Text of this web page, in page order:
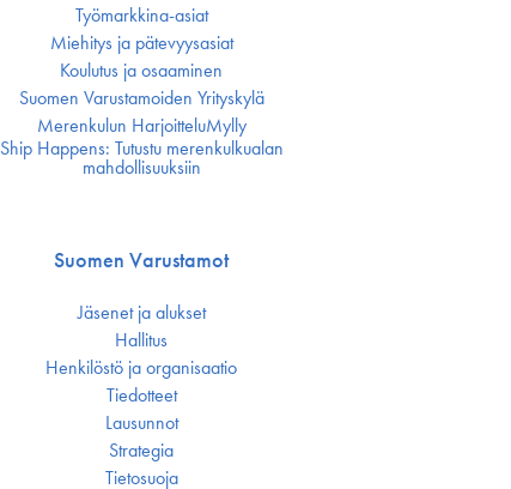
Työmarkkina-asiat
Miehitys ja pätevyys­asiat
Koulutus ja osaaminen
Suomen Varustamoiden Yrityskylä
Merenkulun HarjoitteluMylly
Ship Happens: Tutustu merenkulkualan
mahdollisuuksiin
Suomen Varustamot
Jäsenet ja alukset
Hallitus
Henkilöstö ja organisaatio
Tiedotteet
Lausunnot
Strategia
Tietosuoja